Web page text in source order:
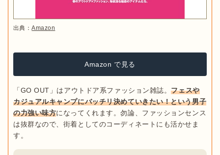
出典：Amazon
Amazon で見る
「GO OUT」はアウトドア系ファッション雑誌。フェスや
カジュアルキャンプにバッチリ決めていきたい！という男子
の力強い味方になってくれます。勿論、ファッションセンス
は抜群なので、街着としてのコーディネートにも活かせま